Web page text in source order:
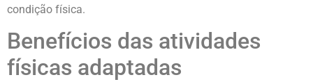
condição física.
Benefícios das atividades
físicas adaptadas